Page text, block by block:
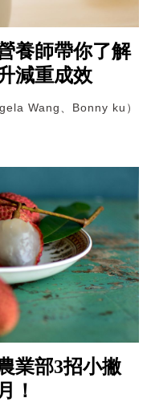
養師帶你了解
減重成效
Wang、Bonny ku）
業部3招小撇
！